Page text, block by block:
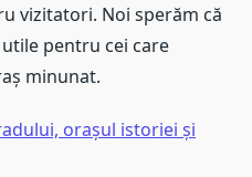
vizitatori. Noi sperăm că
pentru cei care
minunat.
orașul istoriei și